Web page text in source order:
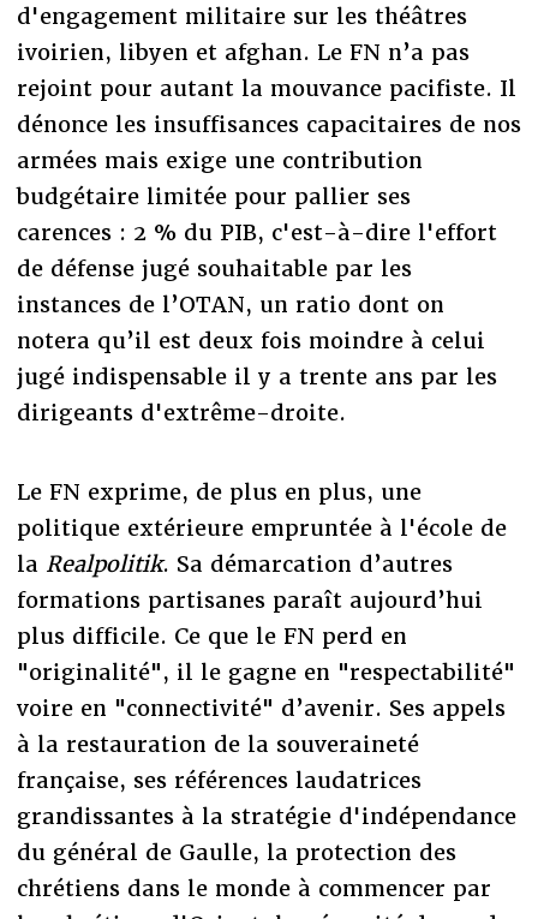
d'engagement militaire sur les théâtres
ivoirien, libyen et afghan. Le FN n’a pas
rejoint pour autant la mouvance pacifiste. Il
dénonce les insuffisances capacitaires de nos
armées mais exige une contribution
budgétaire limitée pour pallier ses
carences : 2 % du PIB, c'est-à-dire l'effort
de défense jugé souhaitable par les
instances de l’OTAN, un ratio dont on
notera qu’il est deux fois moindre à celui
jugé indispensable il y a trente ans par les
dirigeants d'extrême-droite.
Le FN exprime, de plus en plus, une
politique extérieure empruntée à l'école de
la Realpolitik. Sa démarcation d’autres
formations partisanes paraît aujourd’hui
plus difficile. Ce que le FN perd en
"originalité", il le gagne en "respectabilité"
voire en "connectivité" d’avenir. Ses appels
à la restauration de la souveraineté
française, ses références laudatrices
grandissantes à la stratégie d'indépendance
du général de Gaulle, la protection des
chrétiens dans le monde à commencer par